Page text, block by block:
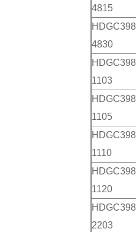
4815
4830
1103
1105
1110
1120
2203